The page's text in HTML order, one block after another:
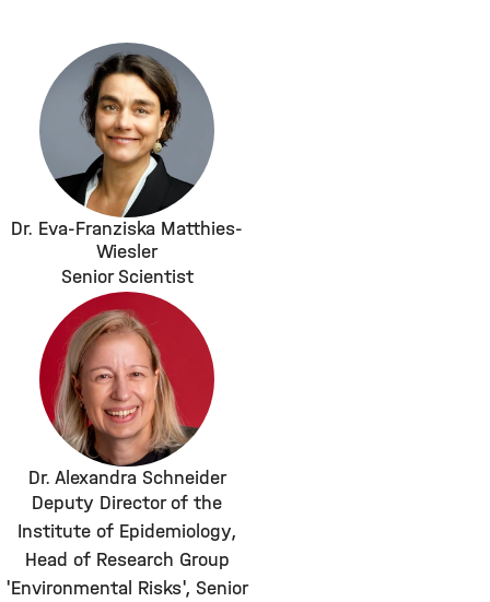
Dr. Eva-Franziska Matthies-
Wiesler
Senior Scientist
Dr. Alexandra Schneider
Deputy Director of the
Institute of Epidemiology,
Head of Research Group
'Environmental Risks', Senior